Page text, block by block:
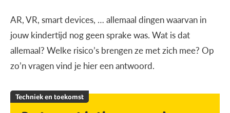
AR, VR, smart devices, … allemaal dingen waarvan in
jouw kindertijd nog geen sprake was. Wat is dat
allemaal? Welke risico’s brengen ze met zich mee? Op
zo’n vragen vind je hier een antwoord.
Techniek en toekomst